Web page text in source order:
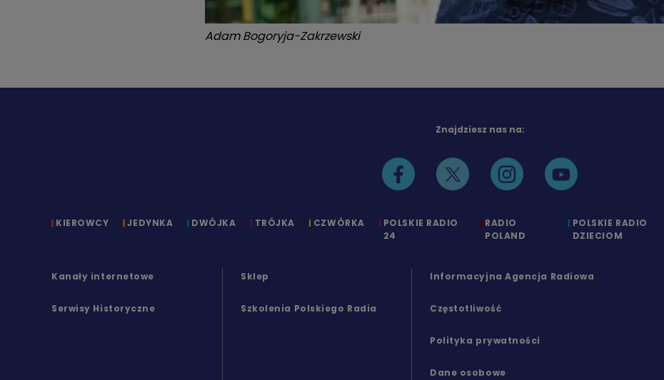
Adam Bogoryja-Zakrzewski
Znajdziesz nas na:
KIEROWCY JEDYNKA DWÓJKA TRÓJKA CZWÓRKA
POLSKIE RADIO
24
RADIO
POLAND
POLSKIE RADIO
DZIECIOM
Kanały internetowe
Serwisy Historyczne
Sklep
Szkolenia Polskiego Radia
Informacyjna Agencja Radiowa
Częstotliwość
Polityka prywatności
Dane osobowe